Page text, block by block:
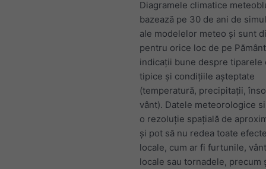
Diagramele climatice
bazează pe 30 de ani de
ale modelelor meteo și sunt
pentru orice loc de pe
indicații bune despre tiparele
tipice și condițiile așteptate
(temperatură, precipitații,
vânt). Datele meteorologice
o rezoluție spațială de
și pot să nu redea toate
locale, cum ar fi furtunile,
locale sau tornadele, precum